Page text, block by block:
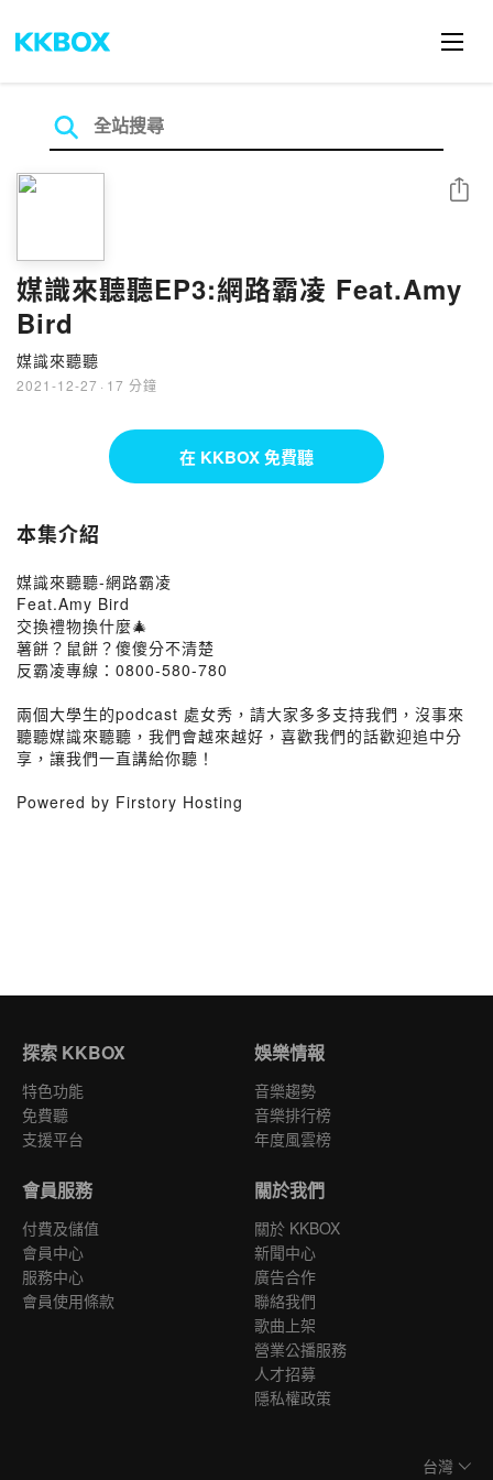
媒識來聽聽EP3:網路霸凌 Feat.Amy
Bird
媒識來聽聽
2021-12-27 · 17 分鐘
分享
在 KKBOX 免費聽
本集介紹
媒識來聽聽-網路霸凌
Feat.Amy Bird
交換禮物換什麼🎄
薯餅？鼠餅？傻傻分不清楚
反霸凌專線：0800-580-780
兩個大學生的podcast 處女秀，請大家多多支持我們，沒事來
聽聽媒識來聽聽，我們會越來越好，喜歡我們的話歡迎追中分
享，讓我們一直講給你聽！
Powered by Firstory Hosting
探索 KKBOX
特色功能
免費聽
支援平台
娛樂情報
音樂趨勢
音樂排行榜
年度風雲榜
會員服務
付費及儲值
會員中心
服務中心
會員使用條款
關於我們
關於 KKBOX
新聞中心
廣告合作
聯絡我們
歌曲上架
營業公播服務
人才招募
隱私權政策
台灣